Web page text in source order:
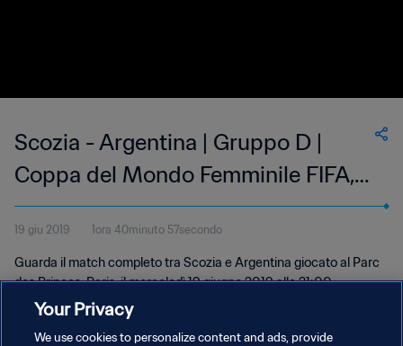
Scozia - Argentina | Gruppo D |
Coppa del Mondo Femminile FIFA,
Francia 2019 | Match completo
19 giu 2019 1ora 40minuto 57secondo
Guarda il match completo tra Scozia e Argentina giocato al Parc
des Princes, Paris, il mercoledì 19 giugno 2019 alle 21:00.
Your Privacy
We use cookies to personalize content and ads, provide